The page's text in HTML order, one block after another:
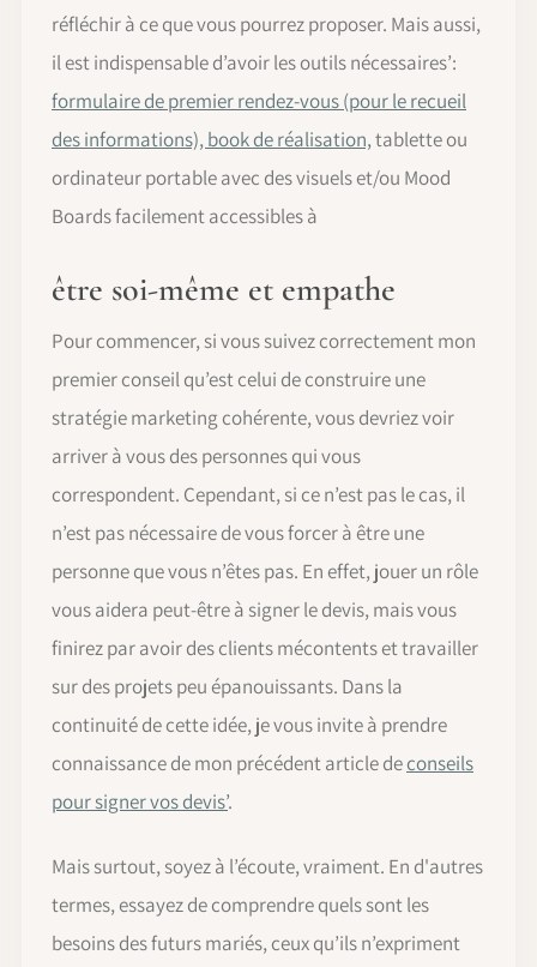
réfléchir à ce que vous pourrez proposer. Mais aussi,
il est indispensable d’avoir les outils nécessaires’:
formulaire de premier rendez-vous (pour le recueil
des informations), book de réalisation,tablette ou
ordinateur portable avec des visuels et/ou Mood
Boards facilement accessibles à
être soi-même et empathe
Pour commencer, si vous suivez correctement mon
premier conseil qu’est celui de construire une
stratégie marketing cohérente, vous devriez voir
arriver à vous des personnes qui vous
correspondent. Cependant, si ce n’est pas le cas, il
n’est pas nécessaire de vous forcer à être une
personne que vous n’êtes pas. En effet, jouer un rôle
vous aidera peut-être à signer le devis, mais vous
finirez par avoir des clients mécontents et travailler
sur des projets peu épanouissants. Dans la
continuité de cette idée, je vous invite à prendre
connaissance de mon précédent article deconseils
pour signer vos devis’.
Mais surtout, soyez à l’écoute, vraiment. En d'autres
termes, essayez de comprendre quels sont les
besoins des futurs mariés, ceux qu’ils n’expriment